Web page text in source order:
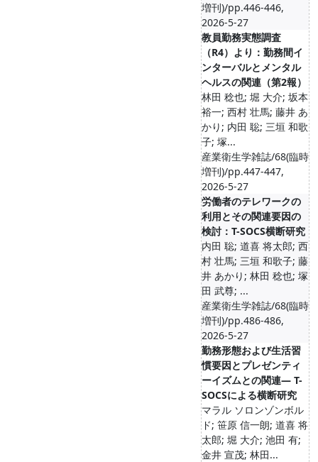
増刊)/pp.446-446,
2026-5-27
教員勤務実態調査
（R4）より：勤務間イ
ンターバルとメンタル
ヘルスの関連（第2報）
林田 稔也; 堀 大介; 坂本
裕一; 西村 壮馬; 藤井 あ
かり; 内田 聡; 三垣 和歌
子; 塚...
産業衛生学雑誌/68(臨時
増刊)/pp.447-447,
2026-5-27
労働者のテレワークの
利用とその関連要因の
検討：T-SOCS横断研究
内田 聡; 道喜 将太郎; 西
村 壮馬; 三垣 和歌子; 藤
井 あかり; 林田 稔也; 塚
田 武尊; ...
産業衛生学雑誌/68(臨時
増刊)/pp.486-486,
2026-5-27
勤務形態および生活習
慣要因とプレゼンティ
ーイズムとの関連― T-
SOCSによる横断研究
マラル ソロンゾンボル
ド; 笹原 信一朗; 道喜 将
太郎; 堀 大介; 池田 有;
金井 宣茂; 林田...